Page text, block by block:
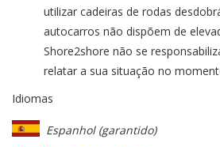
utilizar cadeiras de rodas
autocarros não dispõem de
Shore2shore não se
relatar a sua situação no
Idiomas
Espanhol (garantido)